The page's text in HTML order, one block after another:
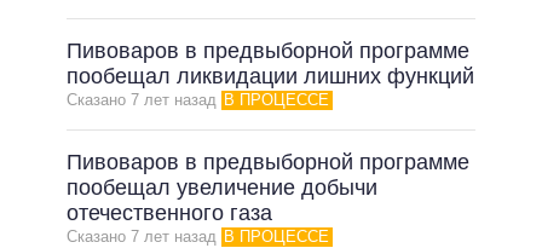
Пивоваров в предвыборной программе
пообещал ликвидации лишних функций
Сказано 7 лет назад В ПРОЦЕССЕ
Пивоваров в предвыборной программе
пообещал увеличение добычи
отечественного газа
Сказано 7 лет назад В ПРОЦЕССЕ